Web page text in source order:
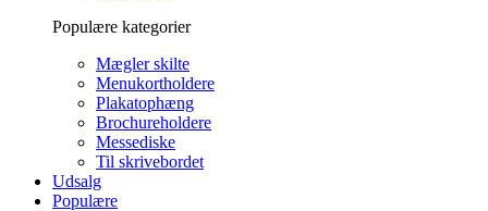
Populære kategorier
Mægler skilte
Menukortholdere
Plakatophæng
Brochureholdere
Messediske
Til skrivebordet
Udsalg
Populære